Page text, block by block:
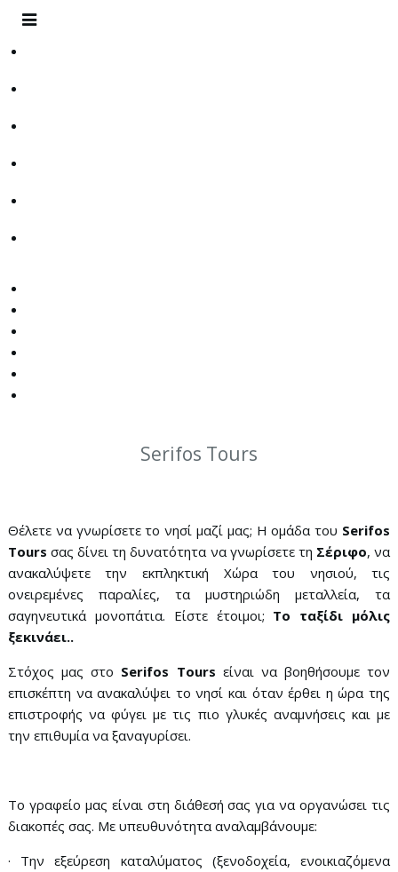
Serifos Tours
Θέλετε να γνωρίσετε το νησί μαζί μας; Η ομάδα του Serifos
Tours σας δίνει τη δυνατότητα να γνωρίσετε τη Σέριφο, να
ανακαλύψετε την εκπληκτική Χώρα του νησιού, τις
ονειρεμένες παραλίες, τα μυστηριώδη μεταλλεία, τα
σαγηνευτικά μονοπάτια. Είστε έτοιμοι; Το ταξίδι μόλις
ξεκινάει..
Στόχος μας στο Serifos Tours είναι να βοηθήσουμε τον
επισκέπτη να ανακαλύψει το νησί και όταν έρθει η ώρα της
επιστροφής να φύγει με τις πιο γλυκές αναμνήσεις και με
την επιθυμία να ξαναγυρίσει.
Το γραφείο μας είναι στη διάθεσή σας για να οργανώσει τις
διακοπές σας. Με υπευθυνότητα αναλαμβάνουμε:
· Την εξεύρεση καταλύματος (ξενοδοχεία, ενοικιαζόμενα